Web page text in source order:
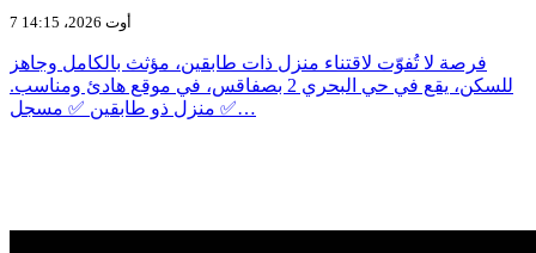
7 أوت 2026، 14:15
فرصة لا تُفوّت لاقتناء منزل ذات طابقين، مؤثث بالكامل وجاهز
للسكن، يقع في حي البحري 2 بصفاقس، في موقع هادئ ومناسب.
✅ منزل ذو طابقين ✅ مسجل…